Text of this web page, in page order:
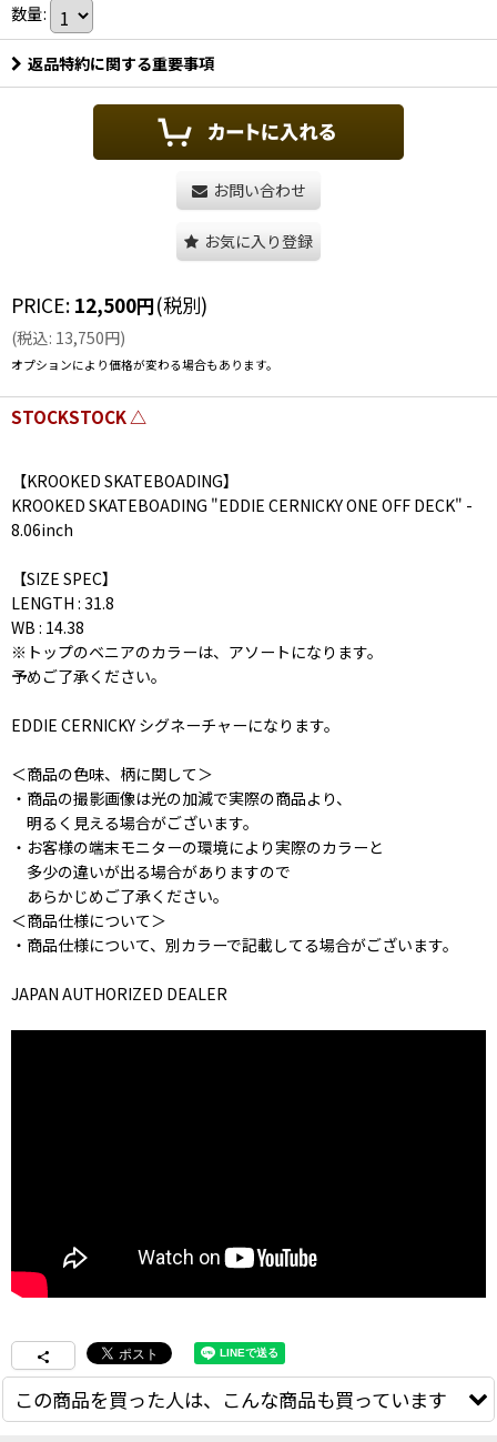
数量:
返品特約に関する重要事項
お問い合わせ
お気に入り登録
PRICE: 12,500円(税別)
(税込: 13,750円)
オプションにより価格が変わる場合もあります。
STOCKSTOCK △
【KROOKED SKATEBOADING】
KROOKED SKATEBOADING "EDDIE CERNICKY ONE OFF DECK" -
8.06inch
【SIZE SPEC】
LENGTH : 31.8
WB : 14.38
※トップのベニアのカラーは、アソートになります。
予めご了承ください。
EDDIE CERNICKY シグネーチャーになります。
＜商品の色味、柄に関して＞
・商品の撮影画像は光の加減で実際の商品より、
明るく見える場合がございます。
・お客様の端末モニターの環境により実際のカラーと
多少の違いが出る場合がありますので
あらかじめご了承ください。
＜商品仕様について＞
・商品仕様について、別カラーで記載してる場合がございます。
JAPAN AUTHORIZED DEALER
この商品を買った人は、こんな商品も買っています